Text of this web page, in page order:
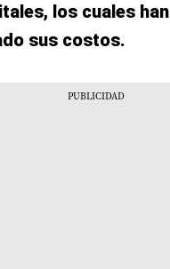
los cuales han
sus costos.